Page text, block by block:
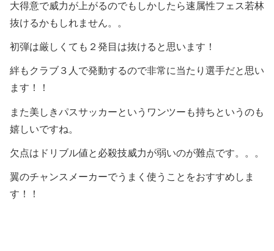
大得意で威力が上がるのでもしかしたら速属性フェス若林
抜けるかもしれません。。
初弾は厳しくても２発目は抜けると思います！
絆もクラブ３人で発動するので非常に当たり選手だと思い
ます！！
また美しきパスサッカーというワンツーも持ちというのも
嬉しいですね。
欠点はドリブル値と必殺技威力が弱いのが難点です。。。
翼のチャンスメーカーでうまく使うことをおすすめしま
す！！